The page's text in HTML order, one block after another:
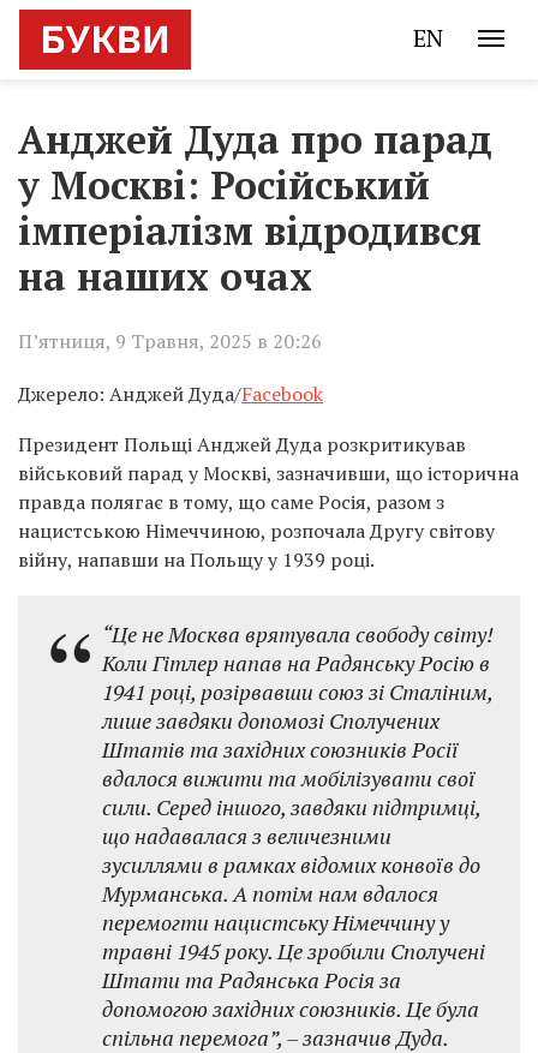
EN
Анджей Дуда про парад
у Москві: Російський
імперіалізм відродився
на наших очах
П’ятниця, 9 Травня, 2025 в 20:26
Джерело: Анджей Дуда/Facebook
Президент Польщі Анджей Дуда розкритикував
військовий парад у Москві, зазначивши, що історична
правда полягає в тому, що саме Росія, разом з
нацистською Німеччиною, розпочала Другу світову
війну, напавши на Польщу у 1939 році.
“Це не Москва врятувала свободу світу!
Коли Гітлер напав на Радянську Росію в
1941 році, розірвавши союз зі Сталіним,
лише завдяки допомозі Сполучених
Штатів та західних союзників Росії
вдалося вижити та мобілізувати свої
сили. Серед іншого, завдяки підтримці,
що надавалася з величезними
зусиллями в рамках відомих конвоїв до
Мурманська. А потім нам вдалося
перемогти нацистську Німеччину у
травні 1945 року. Це зробили Сполучені
Штати та Радянська Росія за
допомогою західних союзників. Це була
спільна перемога”, – зазначив Дуда.